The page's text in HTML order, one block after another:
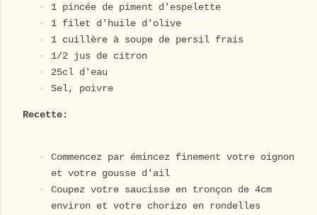
1 pincée de piment d'espelette
1 filet d'huile d'olive
1 cuillère à soupe de persil frais
1/2 jus de citron
25cl d'eau
Sel, poivre
Recette:
Commencez par émincez finement votre oignon
et votre gousse d'ail
Coupez votre saucisse en tronçon de 4cm
environ et votre chorizo en rondelles